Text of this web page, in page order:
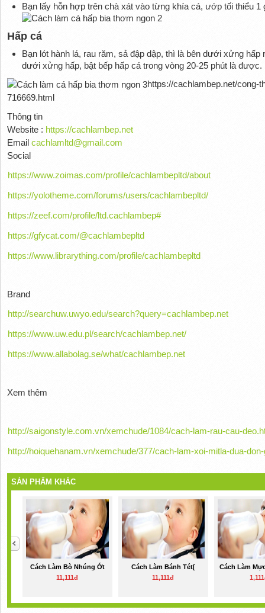
Bạn lấy hỗn hợp trên chà xát vào từng khía cá, ướp tối thiểu 1
Hấp cá
Bạn lót hành lá, rau răm, sả đập dập, thì là bên dưới xửng hấp
dưới xửng hấp, bật bếp hấp cá trong vòng 20-25 phút là được.
https://cachlambep.net/cong-
716669.html
Thông tin
Website : https://cachlambep.net
Email cachlamltd@gmail.com
Social
https://www.zoimas.com/profile/cachlambepltd/about
https://yolotheme.com/forums/users/cachlambepltd/
https://zeef.com/profile/ltd.cachlambep#
https://gfycat.com/@cachlambepltd
https://www.librarything.com/profile/cachlambepltd
Brand
http://searchuw.uwyo.edu/search?query=cachlambep.net
https://www.uw.edu.pl/search/cachlambep.net/
https://www.allabolag.se/what/cachlambep.net
Xem thêm
http://saigonstyle.com.vn/xemchude/1084/cach-lam-rau-cau-
http://hoiquehanam.vn/xemchude/377/cach-lam-xoi-mitla-dua-
SẢN PHẨM KHÁC
Cách Làm Bò Nhúng Ớt
11,111đ
Cách Làm Bánh Tét[
11,111đ
Cách Làm